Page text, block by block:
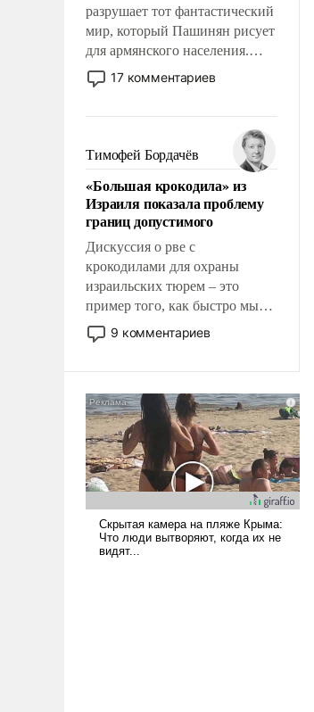
разрушает тот фантастический
мир, который Пашинян рисует
для армянского населения.
Мир, где политические
прожекты будут безусловно
налогоплательщиков и где
Еревану за свои поступки не
нужно отвечать.
17 комментариев
Тимофей Бордачёв
«Большая крокодила» из
Израиля показала проблему
границ допустимого
Дискуссия о рве с
крокодилами для охраны
израильских тюрем – это
пример того, как быстро мы
двигаемся по пути
революционных изменений.
псевдонаучной фантастики,
стало всерьез обсуждаемой
идеей.
9 комментариев